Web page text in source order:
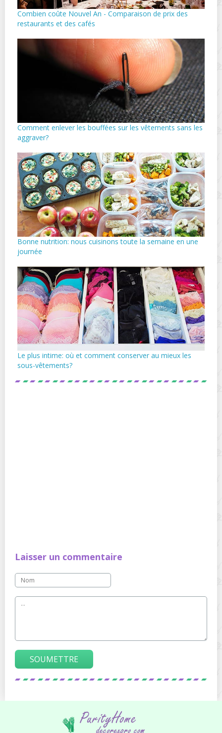
Combien coûte Nouvel An - Comparaison de prix des
restaurants et des cafés
Comment enlever les bouffées sur les vêtements sans les
aggraver?
Bonne nutrition: nous cuisinons toute la semaine en une
journée
Le plus intime: où et comment conserver au mieux les
sous-vêtements?
Laisser un commentaire
SOUMETTRE